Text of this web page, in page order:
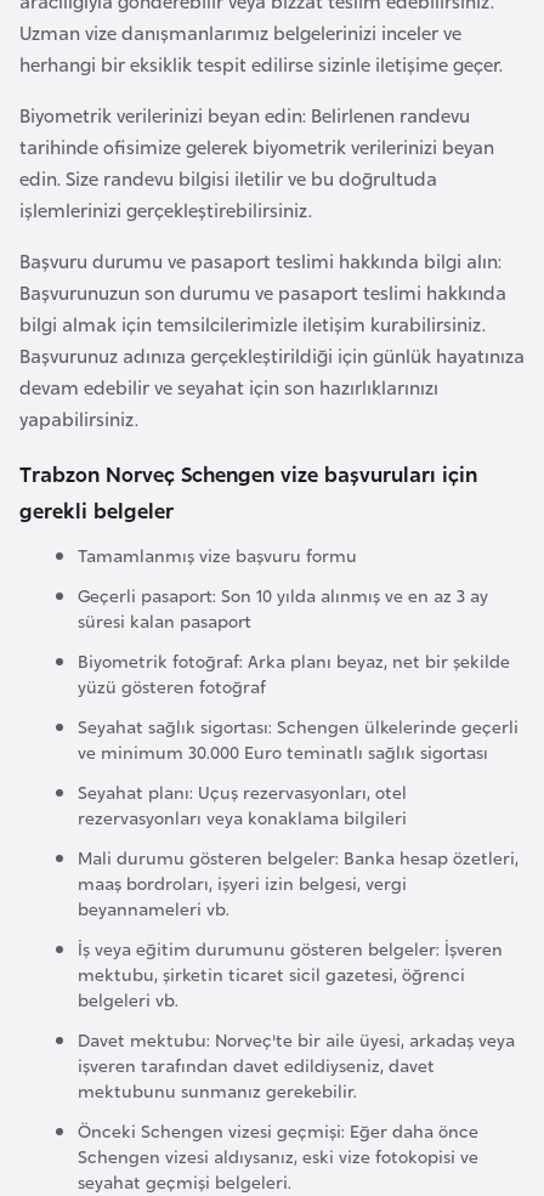
Uzman vize danışmanlarımız belgelerinizi inceler ve
herhangi bir eksiklik tespit edilirse sizinle iletişime geçer.
Biyometrik verilerinizi beyan edin: Belirlenen randevu
tarihinde ofisimize gelerek biyometrik verilerinizi beyan
edin. Size randevu bilgisi iletilir ve bu doğrultuda
işlemlerinizi gerçekleştirebilirsiniz.
Başvuru durumu ve pasaport teslimi hakkında bilgi alın:
Başvurunuzun son durumu ve pasaport teslimi hakkında
bilgi almak için temsilcilerimizle iletişim kurabilirsiniz.
Başvurunuz adınıza gerçekleştirildiği için günlük hayatınıza
devam edebilir ve seyahat için son hazırlıklarınızı
yapabilirsiniz.
Trabzon Norveç Schengen vize başvuruları için
gerekli belgeler
Tamamlanmış vize başvuru formu
Geçerli pasaport: Son 10 yılda alınmış ve en az 3 ay
süresi kalan pasaport
Biyometrik fotoğraf: Arka planı beyaz, net bir şekilde
yüzü gösteren fotoğraf
Seyahat sağlık sigortası: Schengen ülkelerinde geçerli
ve minimum 30.000 Euro teminatlı sağlık sigortası
Seyahat planı: Uçuş rezervasyonları, otel
rezervasyonları veya konaklama bilgileri
Mali durumu gösteren belgeler: Banka hesap özetleri,
maaş bordroları, işyeri izin belgesi, vergi
beyannameleri vb.
İş veya eğitim durumunu gösteren belgeler: İşveren
mektubu, şirketin ticaret sicil gazetesi, öğrenci
belgeleri vb.
Davet mektubu: Norveç'te bir aile üyesi, arkadaş veya
işveren tarafından davet edildiyseniz, davet
mektubunu sunmanız gerekebilir.
Önceki Schengen vizesi geçmişi: Eğer daha önce
Schengen vizesi aldıysanız, eski vize fotokopisi ve
seyahat geçmişi belgeleri.
i
n
B
o
s
n
H
e
r
s
e
k